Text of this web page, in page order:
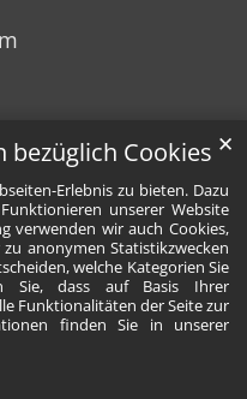
bezüglich Cookies
Erlebnis zu bieten. Dazu
unserer Website
verwenden wir auch Cookies,
anonymen Statistikzwecken
welche Kategorien Sie
Sie, dass auf Basis Ihrer
Funktionalitäten der Seite zur
finden Sie in unserer
✕